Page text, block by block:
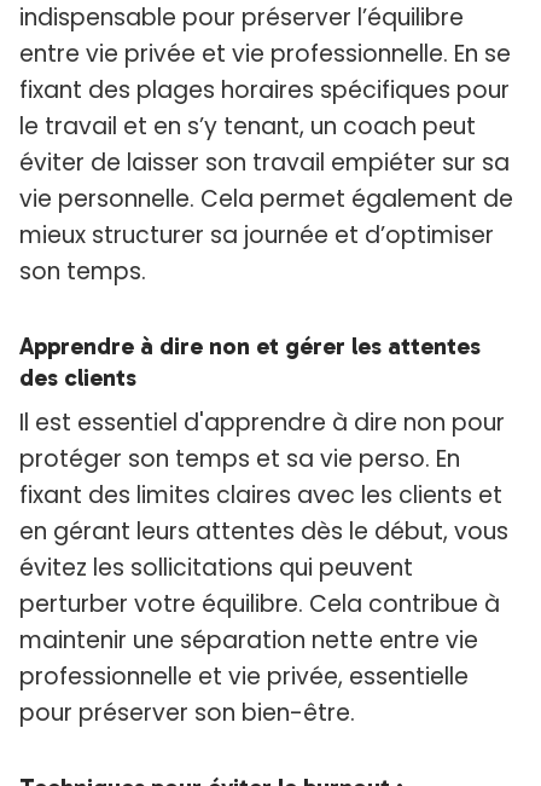
indispensable pour préserver l’équilibre
entre vie privée et vie professionnelle. En se
fixant des plages horaires spécifiques pour
le travail et en s’y tenant, un coach peut
éviter de laisser son travail empiéter sur sa
vie personnelle. Cela permet également de
mieux structurer sa journée et d’optimiser
son temps.
Apprendre à dire non et gérer les attentes
des clients
Il est essentiel d'apprendre à dire non pour
protéger son temps et sa vie perso. En
fixant des limites claires avec les clients et
en gérant leurs attentes dès le début, vous
évitez les sollicitations qui peuvent
perturber votre équilibre. Cela contribue à
maintenir une séparation nette entre vie
professionnelle et vie privée, essentielle
pour préserver son bien-être.